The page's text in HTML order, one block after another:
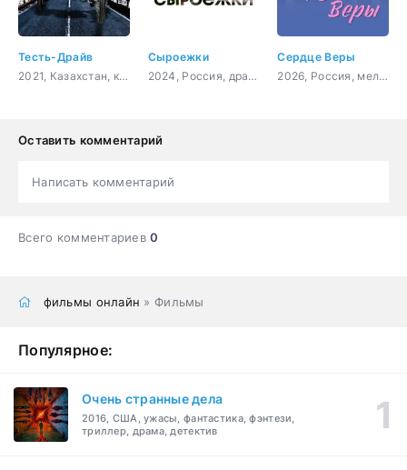
Тесть-Драйв
2021, Казахстан, комедия
Сыроежки
2024, Россия, драма
Сердце Веры
2026, Россия, мелодрама
Оставить комментарий
Написать комментарий
Всего комментариев0
фильмы онлайн » Фильмы
Популярное:
Очень странные дела
2016, США, ужасы, фантастика, фэнтези,
триллер, драма, детектив